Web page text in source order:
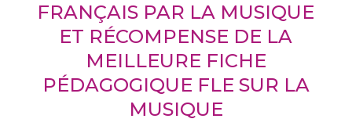
FRANÇAIS PAR LA MUSIQUE
ET RÉCOMPENSE DE LA
MEILLEURE FICHE
PÉDAGOGIQUE FLE SUR LA
MUSIQUE
1